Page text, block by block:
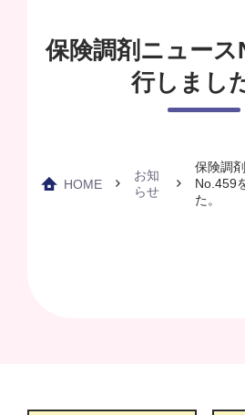
保険調剤ニュース
行しまし
HOME
お知
らせ
保険調
No.459
た。